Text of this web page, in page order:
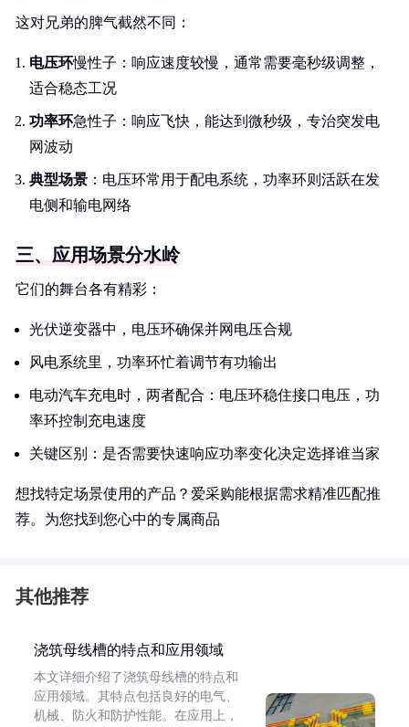
这对兄弟的脾气截然不同：
电压环慢性子：响应速度较慢，通常需要毫秒级调整，
适合稳态工况
功率环急性子：响应飞快，能达到微秒级，专治突发电
网波动
典型场景 ：电压环常用于配电系统，功率环则活跃在发
电侧和输电网络
三、应用场景分水岭
它们的舞台各有精彩：
光伏逆变器中，电压环确保并网电压合规
风电系统里，功率环忙着调节有功输出
电动汽车充电时，两者配合：电压环稳住接口电压，功
率环控制充电速度
关键区别：是否需要快速响应功率变化决定选择谁当家
想找特定场景使用的产品？爱采购能根据需求精准匹配推
荐。为您找到您心中的专属商品
其他推荐
浇筑母线槽的特点和应用领域
本文详细介绍了浇筑母线槽的特点和
应用领域。其特点包括良好的电气、
机械、防火和防护性能。在应用上，